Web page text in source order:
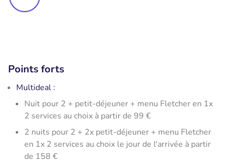
Points forts
Multideal :
Nuit pour 2 + petit-déjeuner + menu Fletcher en 1x
2 services au choix à partir de 99 €
2 nuits pour 2 + 2x petit-déjeuner + menu Fletcher
en 1x 2 services au choix le jour de l'arrivée à partir
de 158 €